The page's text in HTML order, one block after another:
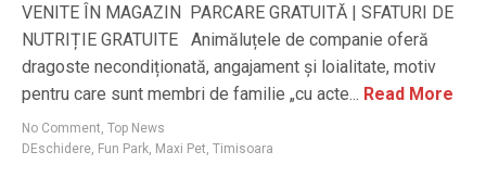
VENITE ÎN MAGAZIN PARCARE GRATUITĂ | SFATURI DE
NUTRIȚIE GRATUITE Animăluțele de companie oferă
dragoste necondiționată, angajament și loialitate, motiv
pentru care sunt membri de familie „cu acte... Read More
No Comment, Top News
DEschidere, Fun Park, Maxi Pet, Timisoara